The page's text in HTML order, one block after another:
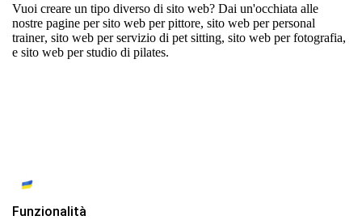
Vuoi creare un tipo diverso di sito web? Dai un'occhiata alle
nostre pagine persito web per pittore, sito web per personal
trainer, sito web per servizio di pet sitting, sito web per fotografia,
e sito web per studio di pilates.
Funzionalità